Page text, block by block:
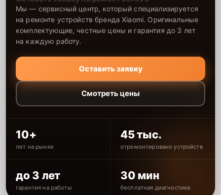
Мы — сервисный центр, который специализируется
на ремонте устройств бренда Xiaomi. Оригинальные
комплектующие, честные цены и гарантия до 3 лет
на каждую работу.
Оставить заявку
Смотреть цены
10+
лет на рынке
45 тыс.
отремонтировано устройств
до 3 лет
гарантия на работы
30 мин
бесплатная диагностика